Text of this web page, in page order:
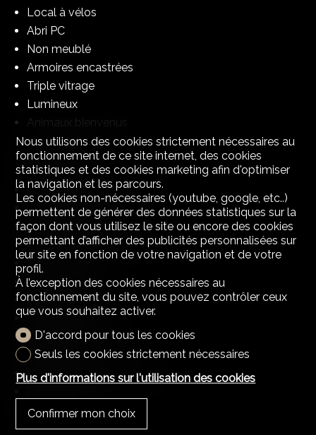
Local à vélos
Abri PC
Non meublé
Armoires encastrées
Triple vitrage
Lumineux
Animaux bienvenus
Equipement
Cuisine agencée
Cuisine équipée
Plaques vitrocéramiques
Plaques à induction
Four
Lave-vaisselle
Lave-linge
Sèche-linge
Buanderie collective
Douche
Panneaux photovoltaiques
Interphone
Nous utilisons des cookies strictement nécessaires au
fonctionnement de ce site internet, des cookies
statistiques et des cookies marketing afin d'optimiser
la navigation et les parcours.
Les cookies non-nécessaires (youtube, google, etc..)
permettent de générer des données statistiques sur la
façon dont vous utilisez le site ou encore des cookies
permettant d’afficher des publicités personnalisées sur
leur site en fonction de votre navigation et de votre
profil.
À l’exception des cookies nécessaires au
fonctionnement du site, vous pouvez contrôler ceux
que vous souhaitez activer.
D'accord pour tous les cookies
Seuls les cookies strictement nécessaires
Plus d'informations sur l'utilisation des cookies
Confirmer mon choix